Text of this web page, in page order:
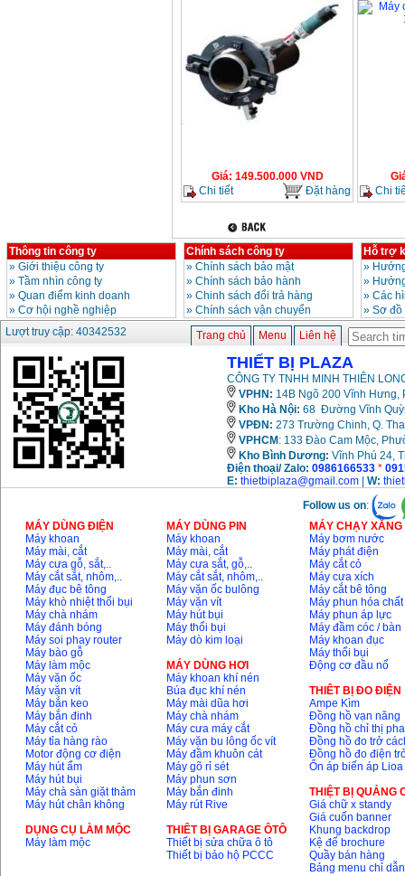
Giá: 149.500.000VND
Chi tiết
Đặt hàng
Chi
Thông tin công ty
» Giới thiệu công ty
» Tầm nhìn công ty
» Quan điểm kinh doanh
» Cơ hội nghề nghiệp
Chính sách công ty
» Chính sách bảo mật
» Chính sách bảo hành
» Chinh sách đổi trả hàng
» Chính sách vận chuyển
Hỗ trợ
»
»
» Các
» Sơ
Lượt truy cập: 40342532
Trang chủ Menu Liên hệ
THIẾT BỊ PLAZA
CÔNG TY TNHH MINH THIÊN
VPHN: 14B Ngõ 200 Vĩnh Hưng,
Kho Hà Nội: 68 Đường Vĩnh
VPĐN: 273 Trường Chinh, Q.
VPHCM : 133 Đào Cam Mộc,
Kho Bình Dương: Vĩnh Phú 24,
Điện thoại/ Zalo: 0986166533 *
E: thietbiplaza@gmail.com W:
Follow us on:
MÁY DÙNG ĐIỆN
Máy khoan
Máy mài, cắt
Máy cưa gỗ, sắt,..
Máy cắt sắt, nhôm,..
Máy đục bê tông
Máy khò nhiệt thổi bụi
Máy chà nhám
Máy đánh bóng
Máy soi phay router
Máy bào gỗ
Máy làm mộc
Máy vặn ốc
Máy vặn vít
Máy bắn keo
Máy bắn đinh
Máy cắt cỏ
Máy tỉa hàng rào
Motor động cơ điện
Máy hút ẩm
Máy hút bụi
Máy chà sàn giặt thảm
Máy hút chân không
DỤNG CỤ LÀM MỘC
Máy làm mộc
MÁY DÙNG PIN
Máy khoan
Máy mài, cắt
Máy cưa sắt, gỗ,..
Máy cắt sắt, nhôm,..
Máy vặn ốc bulông
Máy vặn vít
Máy hút bụi
Máy thổi bụi
Máy dò kim loại
MÁY DÙNG HƠI
Máy khoan khí nén
Búa đục khí nén
Máy mài dũa hơi
Máy chà nhám
Máy cưa máy cắt
Máy vặn bu lông ốc vít
Máy đầm khuôn cát
Máy gõ rỉ sét
Máy phun sơn
Máy bắn đinh
Máy rút Rive
THIÊT BỊ GARAGE ÔTÔ
Thiết bị sửa chữa ô tô
Thiết bị bảo hộ PCCC
MÁY CHẠY
Máy bơm nước
Máy phát điện
Máy cắt cỏ
Máy cưa xích
Máy cắt bê tông
Máy phun hóa chất
Máy phun áp lực
Máy đầm cóc / bàn
Máy khoan đục
Máy thổi bụi
Động cơ đầu nổ
THIÊT BỊ ĐO ĐIỆN
Ampe Kìm
Đồng hồ vạn năng
Đồng hồ chỉ thị pha
Đồng hồ đo trở
Đồng hồ đo điện
Ổn áp biến áp Lioa
THIỆT BỊ QUẢNG
Giá chữ x standy
Giá cuốn banner
Khung backdrop
Kệ để brochure
Quầy bán hàng
Bảng menu chỉ dẫn